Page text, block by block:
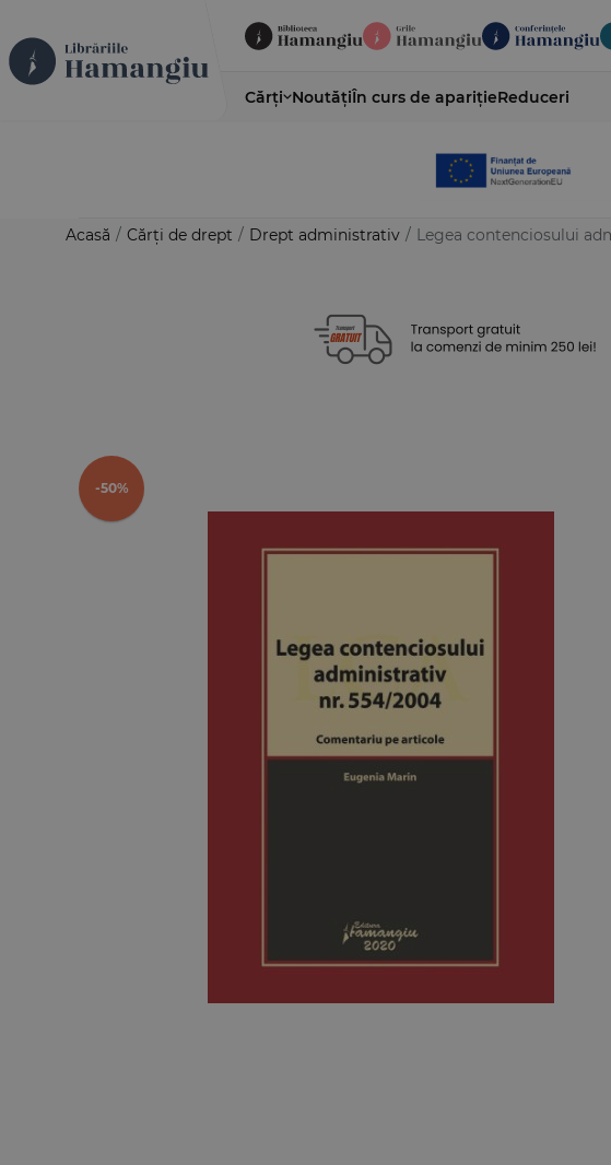
Cărți NoutățiÎn curs de aparițieReduceri
Acasă / Cărți de drept / Drept administrativ / Legea contenciosului
-50%